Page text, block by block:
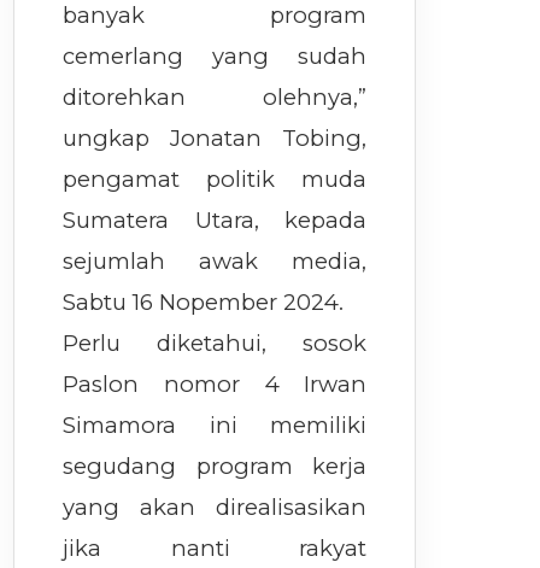
banyak program
cemerlang yang sudah
ditorehkan olehnya,”
ungkap Jonatan Tobing,
pengamat politik muda
Sumatera Utara, kepada
sejumlah awak media,
Sabtu 16 Nopember 2024.
Perlu diketahui, sosok
Paslon nomor 4 Irwan
Simamora ini memiliki
segudang program kerja
yang akan direalisasikan
jika nanti rakyat